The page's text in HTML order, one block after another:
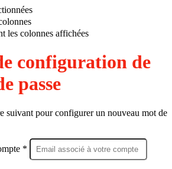
les colonnes affichées
configuration de
passe
suivant pour configurer un nouveau mot de
*